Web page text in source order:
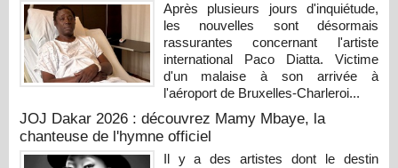
Après plusieurs jours d'inquiétude,
les nouvelles sont désormais
rassurantes concernant l'artiste
international Paco Diatta. Victime
d'un malaise à son arrivée à
l'aéroport de Bruxelles-Charleroi...
JOJ Dakar 2026 : découvrez Mamy Mbaye, la
chanteuse de l'hymne officiel
Il y a des artistes dont le destin